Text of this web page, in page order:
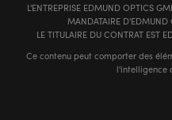
L'ENTREPRISE EDMUND OPTICS
MANDATAIRE D'EDMUND
LE TITULAIRE DU CONTRAT EST
Ce contenu peut comporter des
l'intelligence